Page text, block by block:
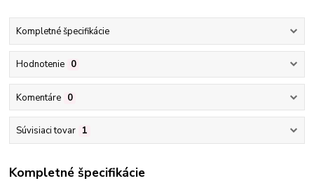
Kompletné špecifikácie
Hodnotenie 0
Komentáre 0
Súvisiaci tovar 1
Kompletné špecifikácie